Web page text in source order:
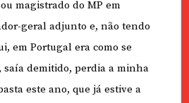
magistrado do MP em
geral adjunto e, não tendo
em Portugal era como se
saía demitido, perdia a minha
este ano, que já estive a